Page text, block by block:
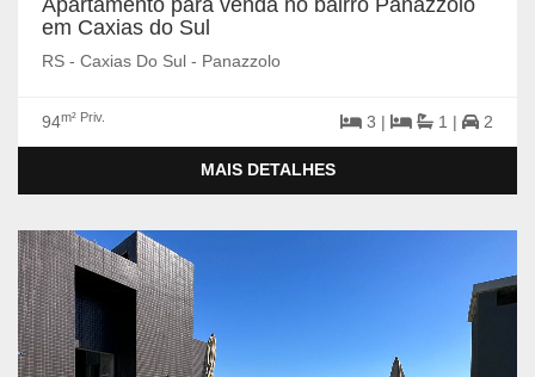
Apartamento para venda no bairro Panazzolo
em Caxias do Sul
RS - Caxias Do Sul - Panazzolo
94m² Priv. 3 | 1 | 2
MAIS DETALHES